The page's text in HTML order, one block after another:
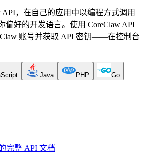
API，在自己的应用中以编程方式调用
偏好的开发语言。使用 CoreClaw API
账号并获取 API 密钥——在控制台
Java PHP Go
完整 API 文档